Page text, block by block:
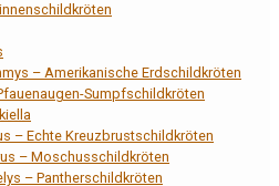
– Amerikanische Erdschildkröten
Sumpfschildkröten
– Echte Kreuzbrustschildkröten
– Moschusschildkröten
– Pantherschildkröten